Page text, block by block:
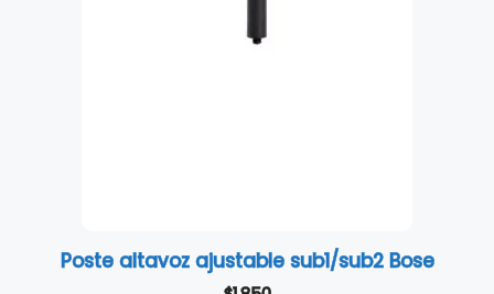
Poste altavoz ajustable sub1/sub2 Bose